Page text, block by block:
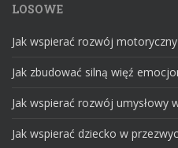
LOSOWE
Jak wspierać rozwój
Jak zbudować silną więź
Jak wspierać rozwój umysłowy
Jak wspierać dziecko w